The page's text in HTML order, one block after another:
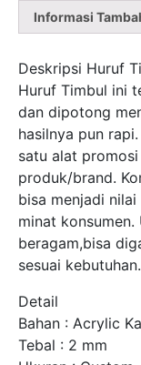
Informasi
Deskripsi Huruf
Huruf Timbul ini
dan dipotong
hasilnya pun
satu alat
produk/brand.
bisa menjadi
minat
beragam,bisa
sesuai kebutuhan.
Detail
Bahan : Acrylic
Tebal : 2 mm